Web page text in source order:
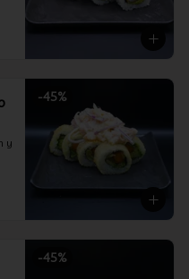
-45%
y
-45%